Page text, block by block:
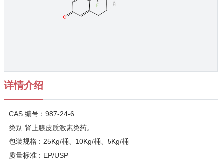
详情介绍
CAS 编号：987-24-6
类别:肾上腺皮质激素类药。
包装规格：25Kg/桶、10Kg/桶、5Kg/桶
质量标准：EP/USP